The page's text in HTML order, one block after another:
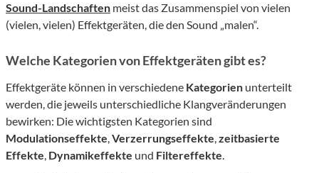
Sound-Landschaften meist das Zusammenspiel von vielen
(vielen, vielen) Effektgeräten, die den Sound „malen“.
Welche Kategorien von Effektgeräten gibt es?
Effektgeräte können in verschiedene Kategorien unterteilt
werden, die jeweils unterschiedliche Klangveränderungen
bewirken: Die wichtigsten Kategorien sind
Modulationseffekte,Verzerrungseffekte,zeitbasierte
Effekte, Dynamikeffekte und Filtereffekte.